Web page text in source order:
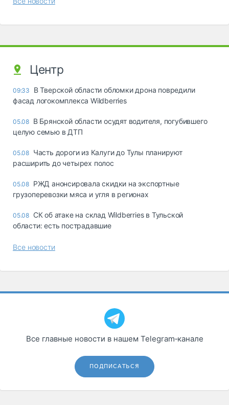
Центр
09:33
В Тверской области обломки дрона повредили
фасад логокомплекса Wildberries
05.08 В Брянской области осудят водителя, погубившего
целую семью в ДТП
05.08 Часть дороги из Калуги до Тулы планируют
расширить до четырех полос
05.08 РЖД анонсировала скидки на экспортные
грузоперевозки мяса и угля в регионах
05.08 СК об атаке на склад Wildberries в Тульской
области: есть пострадавшие
Все новости
Все главные новости в нашем Telegram‑канале
ПОДПИСАТЬСЯ